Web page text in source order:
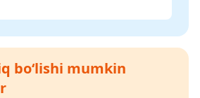
bo‘lishi mumkin